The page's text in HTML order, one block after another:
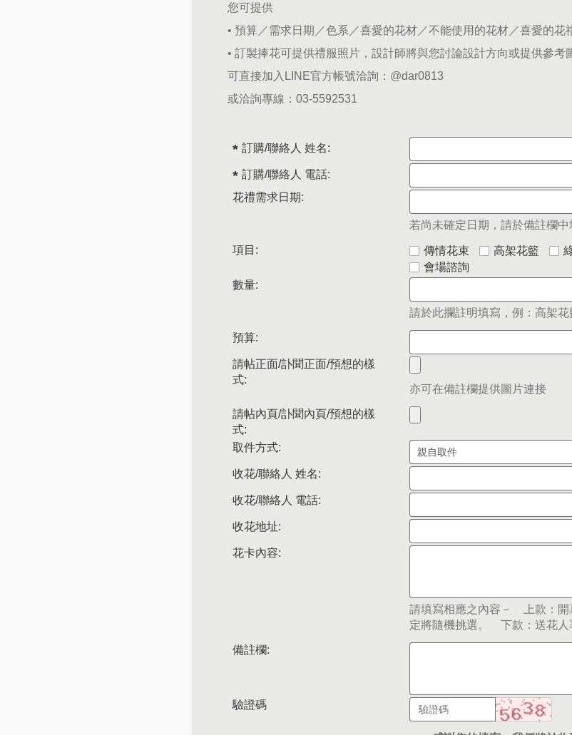
您可提供
• 預算／需求日期／色系／喜愛的花材／不能使用的花材／喜愛的花
• 訂製捧花可提供禮服照片，設計師將與您討論設計方向或提供參考
可直接加入LINE官方帳號洽詢： @dar0813
或洽詢專線： 03-5592531
訂購/聯絡人 姓名:
訂購/聯絡人 電話:
花禮需求日期:
若尚未確定日期，請於備註欄中
項目: 傳情花束 高架花籃
會場諮詢
數量:
請於此攔註明填寫，例：高架
預算:
請帖正面/訃聞正面/預想的樣
式:
亦可在備註欄提供圖片連接
請帖內頁/訃聞內頁/預想的樣
式:
取件方式:
收花/聯絡人 姓名:
收花/聯絡人 電話:
收花地址:
花卡內容:
請填寫相應之內容－ 上款：開
定將隨機挑選。 下款：送花人
備註欄:
驗證碼